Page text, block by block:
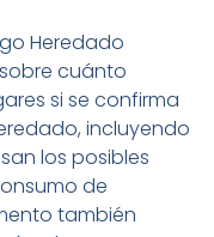
Heredado
cuánto
si se confirma
incluyendo
los posibles
de
también